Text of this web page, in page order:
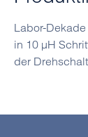
Labor-
in 10 µH
der